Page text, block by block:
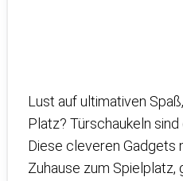
Lust auf ultimativen
Platz? Türschaukeln
Diese cleveren Gadgets
Zuhause zum Spielplatz,